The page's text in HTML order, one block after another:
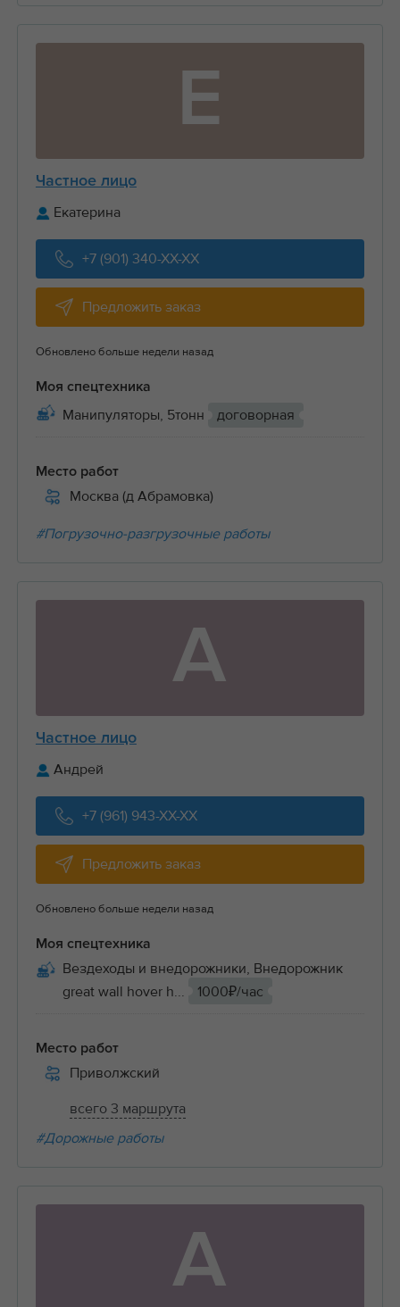
Е
Частное лицо
Екатерина
+7 (901) 340-XX-XX
Предложить заказ
Обновлено больше недели назад
Моя спецтехника
Манипуляторы, 5тонн договорная
Место работ
Москва (д Абрамовка)
#Погрузочно-разгрузочные работы
А
Частное лицо
Андрей
+7 (961) 943-XX-XX
Предложить заказ
Обновлено больше недели назад
Моя спецтехника
Вездеходы и внедорожники, Внедорожник
great wall hover h...
1000₽/час
Место работ
Приволжский
всего 3 маршрута
#Дорожные работы
А